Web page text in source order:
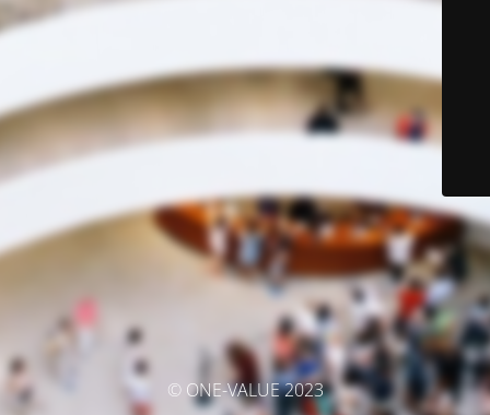
© ONE-VALUE 2023